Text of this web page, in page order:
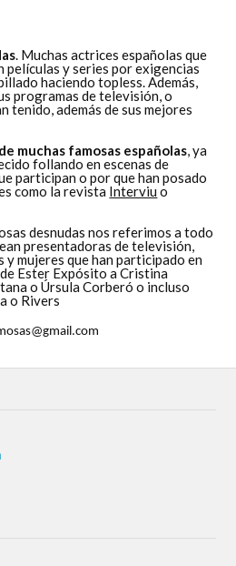
. Muchas actrices españolas que
películas y series por exigencias
haciendo topless. Además,
programas de televisión, o
tenido, además de sus mejores
muchas famosas españolas, ya
follando en escenas de
participan o por que han posado
como la revista Interviu o
desnudas nos referimos a todo
presentadoras de televisión,
y mujeres que han participado en
Ester Expósito a Cristina
o Úrsula Corberó o incluso
o Rivers